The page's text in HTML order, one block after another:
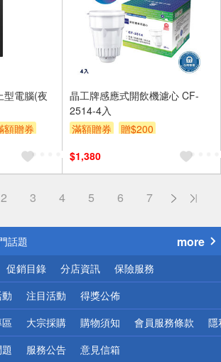
型電腦(夜
額贈券
晶工牌感應式開飲機濾心 CF-
2514-4入
滿額贈券
贈$200
$1,380
2 3 4 5 6 7
遠地區配送
公告
話題
優惠
地區配送
網頁！請小心！
more
促銷目錄 分店資訊 保險服務
注目活動 得獎公佈
大宗採購 購物須知 會員服務條款 隱
服務公告 意見信箱